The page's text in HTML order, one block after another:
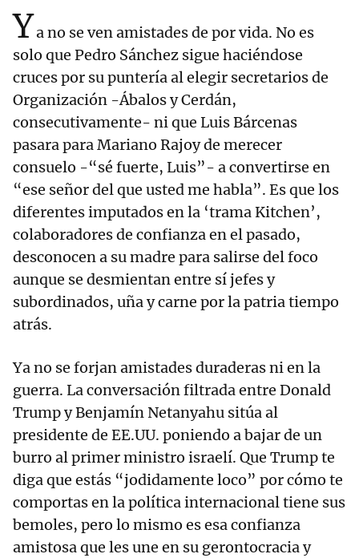
Ya no se ven amistades de por vida. No es
solo que Pedro Sánchez sigue haciéndose
cruces por su puntería al elegir secretarios de
Organización -Ábalos y Cerdán,
consecutivamente- ni que Luis Bárcenas
pasara para Mariano Rajoy de merecer
consuelo -“sé fuerte, Luis”- a convertirse en
“ese señor del que usted me habla”. Es que los
diferentes imputados en la ‘trama Kitchen’,
colaboradores de confianza en el pasado,
desconocen a su madre para salirse del foco
aunque se desmientan entre sí jefes y
subordinados, uña y carne por la patria tiempo
atrás.
Ya no se forjan amistades duraderas ni en la
guerra. La conversación filtrada entre Donald
Trump y Benjamín Netanyahu sitúa al
presidente de EE.UU. poniendo a bajar de un
burro al primer ministro israelí. Que Trump te
diga que estás “jodidamente loco” por cómo te
comportas en la política internacional tiene sus
bemoles, pero lo mismo es esa confianza
amistosa que les une en su gerontocracia y